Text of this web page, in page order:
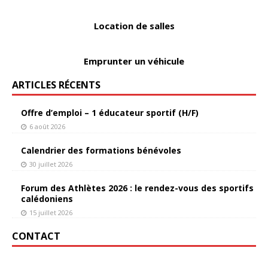
Location de salles
Emprunter un véhicule
ARTICLES RÉCENTS
Offre d’emploi – 1 éducateur sportif (H/F)
6 août 2026
Calendrier des formations bénévoles
30 juillet 2026
Forum des Athlètes 2026 : le rendez-vous des sportifs
calédoniens
15 juillet 2026
CONTACT